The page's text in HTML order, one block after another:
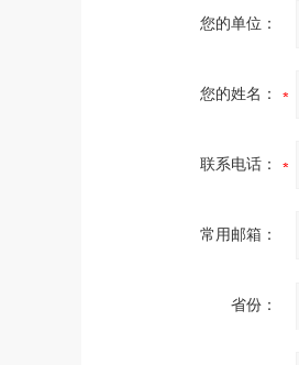
您的单位：
您的姓名：
联系电话：
常用邮箱：
省份：